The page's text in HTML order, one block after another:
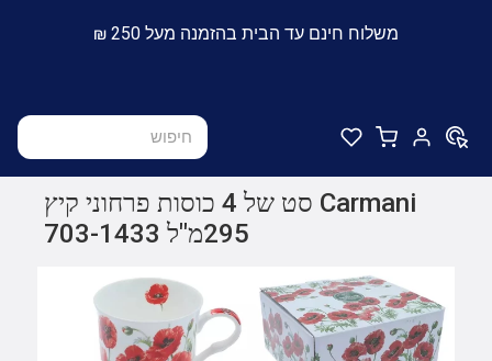
משלוח חינם עד הבית בהזמנה מעל 250 ₪
Carmani סט של 4 כוסות פרחוני קיץ
295מ"ל 703-1433